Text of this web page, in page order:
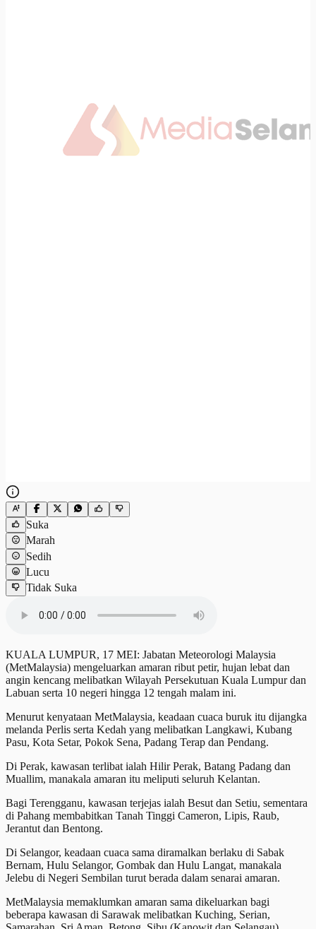
Suka
Marah
Sedih
Lucu
Tidak Suka
KUALA LUMPUR, 17 MEI: Jabatan Meteorologi Malaysia
(MetMalaysia) mengeluarkan amaran ribut petir, hujan lebat dan
angin kencang melibatkan Wilayah Persekutuan Kuala Lumpur dan
Labuan serta 10 negeri hingga 12 tengah malam ini.
Menurut kenyataan MetMalaysia, keadaan cuaca buruk itu dijangka
melanda Perlis serta Kedah yang melibatkan Langkawi, Kubang
Pasu, Kota Setar, Pokok Sena, Padang Terap dan Pendang.
Di Perak, kawasan terlibat ialah Hilir Perak, Batang Padang dan
Muallim, manakala amaran itu meliputi seluruh Kelantan.
Bagi Terengganu, kawasan terjejas ialah Besut dan Setiu, sementara
di Pahang membabitkan Tanah Tinggi Cameron, Lipis, Raub,
Jerantut dan Bentong.
Di Selangor, keadaan cuaca sama diramalkan berlaku di Sabak
Bernam, Hulu Selangor, Gombak dan Hulu Langat, manakala
Jelebu di Negeri Sembilan turut berada dalam senarai amaran.
MetMalaysia memaklumkan amaran sama dikeluarkan bagi
beberapa kawasan di Sarawak melibatkan Kuching, Serian,